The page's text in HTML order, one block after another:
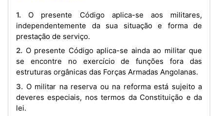
1. O presente Código aplica-se aos militares,
independentemente da sua situação e forma de
prestação de serviço.
2. O presente Código aplica-se ainda ao militar que
se encontre no exercício de funções fora das
estruturas orgânicas das Forças Armadas Angolanas.
3. O militar na reserva ou na reforma está sujeito a
deveres especiais, nos termos da Constituição e da
lei.